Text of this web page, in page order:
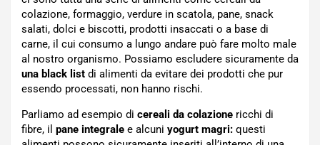
colazione, formaggio, verdure in scatola, pane, snack
salati, dolci e biscotti, prodotti insaccati o a base di
carne, il cui consumo a lungo andare può fare molto male
al nostro organismo. Possiamo escludere sicuramente da
una black list di alimenti da evitare dei prodotti che pur
essendo processati, non hanno rischi.
Parliamo ad esempio di cereali da colazione ricchi di
fibre, il pane integrale e alcuni yogurt magri: questi